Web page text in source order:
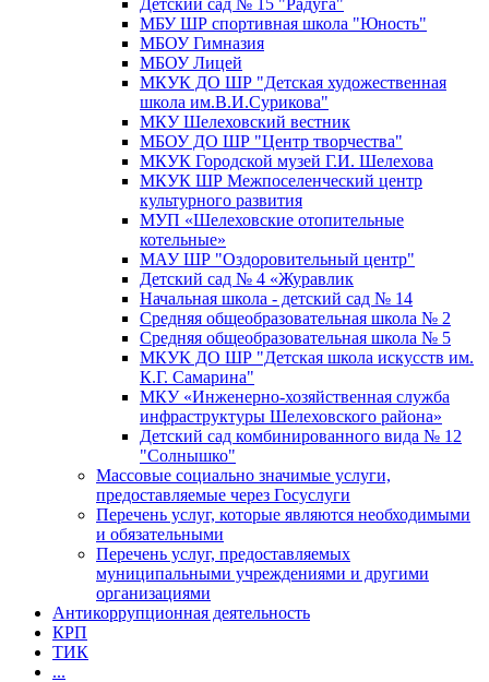
МБУ ШР спортивная школа "Юность"
МБОУ Гимназия
МБОУ Лицей
МКУК ДО ШР "Детская художественная
школа им.В.И.Сурикова"
МКУ Шелеховский вестник
МБОУ ДО ШР "Центр творчества"
МКУК Городской музей Г.И. Шелехова
МКУК ШР Межпоселенческий центр
культурного развития
МУП «Шелеховские отопительные
котельные»
МАУ ШР "Оздоровительный центр"
Детский сад № 4 «Журавлик
Начальная школа - детский сад № 14
Средняя общеобразовательная школа № 2
Средняя общеобразовательная школа № 5
МКУК ДО ШР "Детская школа искусств им.
К.Г. Самарина"
МКУ «Инженерно-хозяйственная служба
инфраструктуры Шелеховского района»
Детский сад комбинированного вида № 12
"Солнышко"
Массовые социально значимые услуги,
предоставляемые через Госуслуги
Перечень услуг, которые являются необходимыми
и обязательными
Перечень услуг, предоставляемых
муниципальными учреждениями и другими
организациями
Антикоррупционная деятельность
КРП
ТИК
...